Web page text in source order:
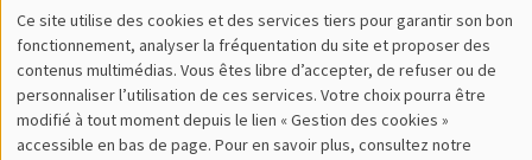
Marica Valente
University of Innsbruck
SÉMINAIRES THÉMATIQUES